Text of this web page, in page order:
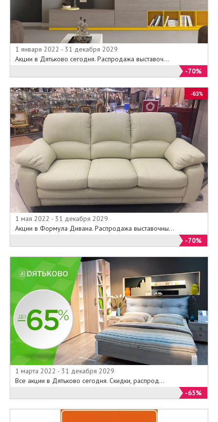
1 января 2022 - 31 декабря 2029
Акции в Дятьково сегодня. Распродажа выставоч...
-70%
1 мая 2022 - 31 декабря 2029
Акции в Формула Дивана. Распродажа выставочны...
-70%
1 марта 2022 - 31 декабря 2029
Все акции в Дятьково сегодня. Скидки, распрод...
-65%